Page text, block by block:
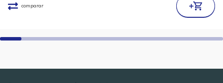
comparar